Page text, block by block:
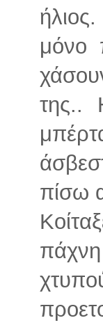
μόνο
της..
πίσω